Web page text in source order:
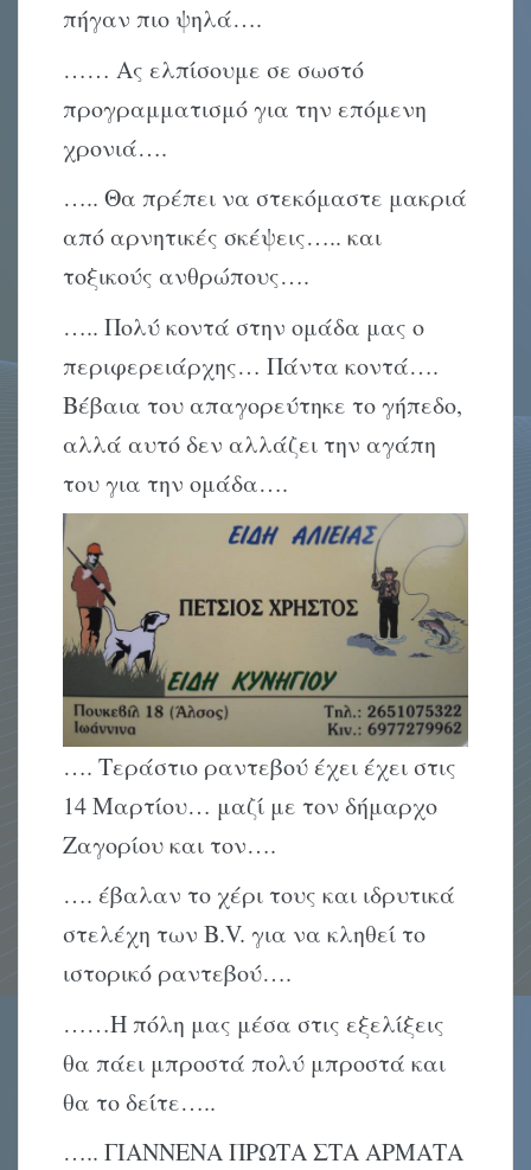
πήγαν πιο ψηλά….
…… Ας ελπίσουμε σε σωστό
προγραμματισμό για την επόμενη
χρονιά….
….. Θα πρέπει να στεκόμαστε μακριά
από αρνητικές σκέψεις….. και
τοξικούς ανθρώπους….
….. Πολύ κοντά στην ομάδα μας ο
περιφερειάρχης… Πάντα κοντά….
Βέβαια του απαγορεύτηκε το γήπεδο,
αλλά αυτό δεν αλλάζει την αγάπη
του για την ομάδα….
…. Τεράστιο ραντεβού έχει έχει στις
14 Μαρτίου… μαζί με τον δήμαρχο
Ζαγορίου και τον….
…. έβαλαν το χέρι τους και ιδρυτικά
στελέχη των B.V. για να κληθεί το
ιστορικό ραντεβού….
……Η πόλη μας μέσα στις εξελίξεις
θα πάει μπροστά πολύ μπροστά και
θα το δείτε…..
….. ΓΙΑΝΝΕΝΑ ΠΡΩΤΑ ΣΤΑ ΑΡΜΑΤΑ